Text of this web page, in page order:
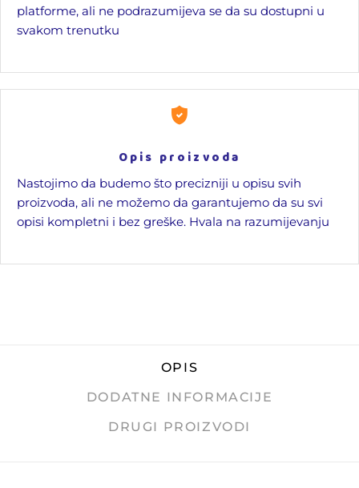
platforme, ali ne podrazumijeva se da su dostupni u
svakom trenutku
Opis proizvoda
Nastojimo da budemo što precizniji u opisu svih
proizvoda, ali ne možemo da garantujemo da su svi
opisi kompletni i bez greške. Hvala na razumijevanju
OPIS
DODATNE INFORMACIJE
DRUGI PROIZVODI